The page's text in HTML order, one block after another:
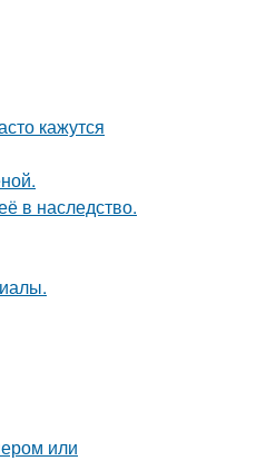
кажутся
в наследство.
или